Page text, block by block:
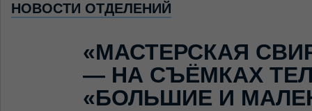
НОВОСТИ ОТДЕЛЕНИЙ
«МАСТЕРСКАЯ
— НА СЪЁМКАХ
«БОЛЬШИЕ И